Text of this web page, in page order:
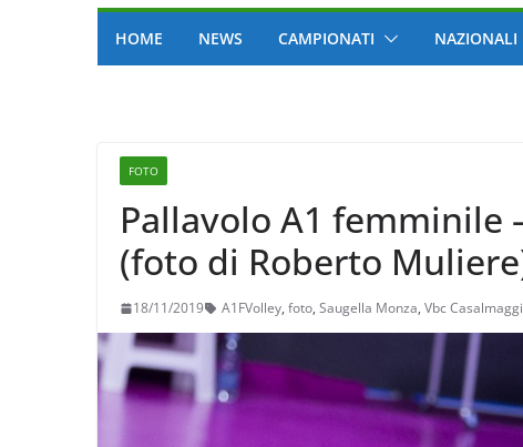
HOME NEWS CAMPIONATI NAZIONALI
FOTO
Pallavolo A1 femminile
(foto di Roberto
18/11/2019 A1FVolley, foto, Saugella Monza, Vbc